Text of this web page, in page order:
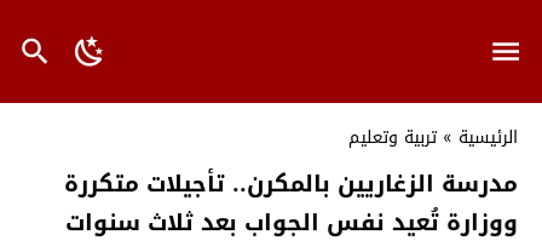
الرئيسية » تربية وتعليم
مدرسة الزغاريين بالمكرن.. تأجيلات متكررة
ووزارة تُعيد نفس الجواب بعد ثلاث سنوات